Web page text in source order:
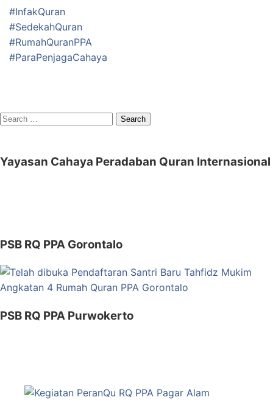
#InfakQuran
#SedekahQuran
#RumahQuranPPA
#ParaPenjagaCahaya
Search
Yayasan Cahaya Peradaban Quran Internasional
PSB RQ PPA Gorontalo
PSB RQ PPA Purwokerto